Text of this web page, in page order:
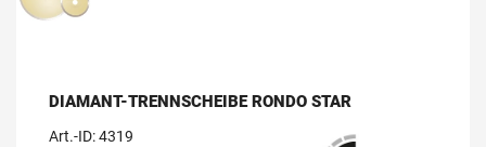
DIAMANT-TRENNSCHEIBE RONDO STAR
Art.-ID:4319